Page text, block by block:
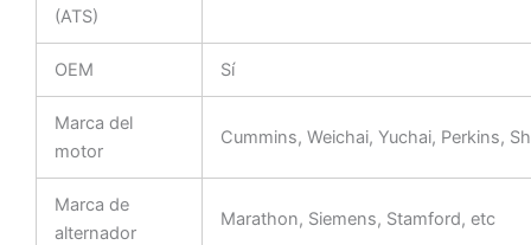
(ATS)
OEM Sí
Marca del
motor
Cummins, Weichai, Yuchai, Perkins,
Marca de
alternador
Marathon, Siemens, Stamford, etc